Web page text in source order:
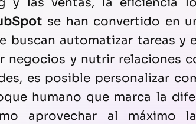
se han convertido en
buscan automatizar tareas y
negocios y nutrir relaciones
es posible personalizar
humano que marca la
aprovechar al máximo